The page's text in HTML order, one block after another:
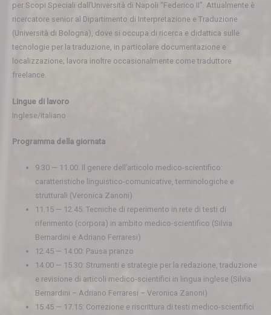
per Scopi Speciali dall’Università di Napoli “Federico II”. Attualmente è
ricercatore senior al Dipartimento di Interpretazione e Traduzione
(Università di Bologna), dove si occupa di ricerca e didattica sulle
tecnologie per la traduzione, in particolare documentazione e
localizzazione; lavora inoltre occasionalmente come traduttore
freelance.
Lingue di lavoro
Inglese/italiano
Programma della giornata
9.30 — 11.00: Il genere dell’articolo medico-scientifico:
caratteristiche linguistico-comunicative, terminologiche e
strutturali (Veronica Zanoni)
11.15 — 12.45: Tecniche di reperimento in rete di testi di
riferimento (corpora) in ambito medico-scientifico (Silvia
Bernardini e Adriano Ferraresi)
12.45 — 14.00: Pausa pranzo
14.00 — 15.30: Strumenti e strategie per la redazione, traduzione
e revisione di articoli medico-scientifici in lingua inglese (Silvia
Bernardini – Adriano Ferraresi – Veronica Zanoni)
15.45 — 17.15: Correzione e riscrittura di testi medico-scientifici